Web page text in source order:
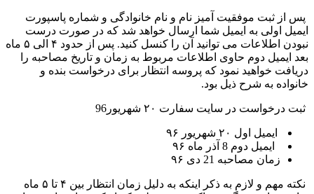
پس از ثبت موفقیت آمیز نام و نام خانوادگی و شماره پاسپورت
ایمیل اولی به ایمیل شما ارسال خواهد شد که در صورت درست
نبودن اطلاعات می توانید آن را کنسل کنید. پس از حدود ۴ الی ۵ ماه
بعد ایمیل دوم حاوی اطلاعات مربوط به زمان و تاریخ مصاحبه را
دریافت خواهید نمود که پروسه انتظار برای درخواست بنده و
خانواده به شرح ذیل بود.
ثبت درخواست در سایت سفارت ۲۰ شهریور96
ایمیل اول ۲۰ شهریور ۹۶
ایمیل دوم 8 آذر ماه ۹۶
زمان مصاحبه 21 دی ۹۶
نکته مهم و لازم به ذکر اینکه به دلیل زمان انتظار بین ۴ تا ۵ ماه